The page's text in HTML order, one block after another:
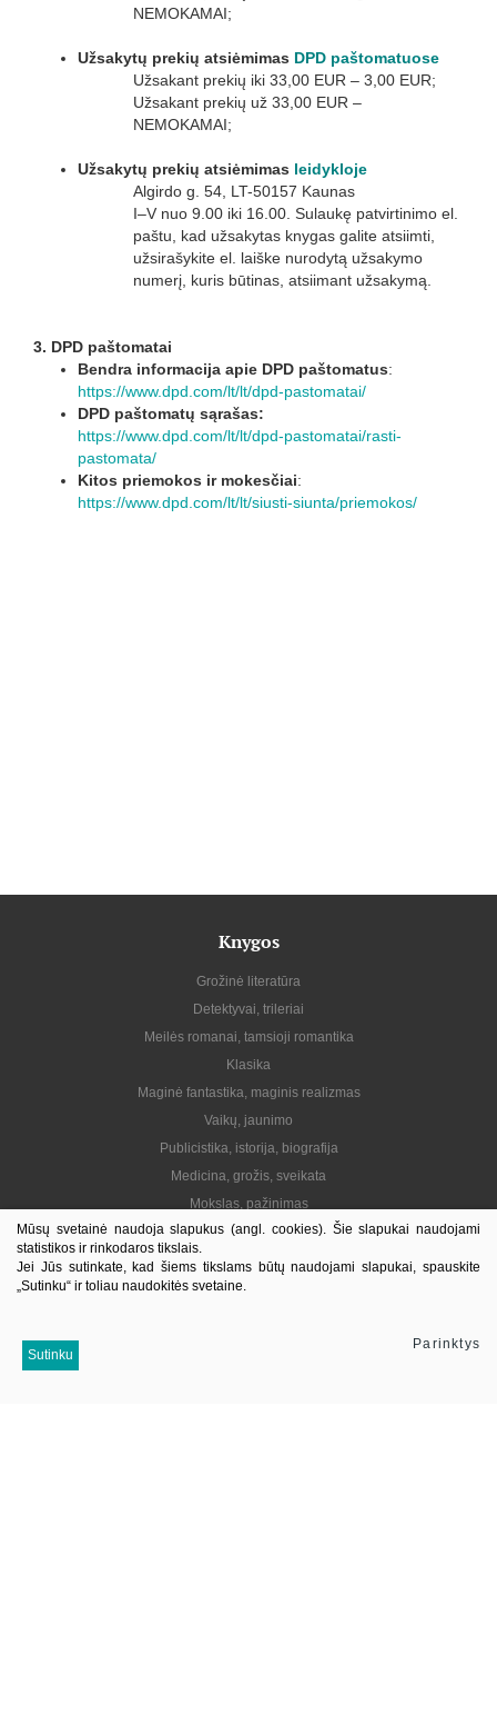
NEMOKAMAI;
Užsakytų prekių atsiėmimas DPD paštomatuose
Užsakant prekių iki 33,00 EUR – 3,00 EUR;
Užsakant prekių už 33,00 EUR –
NEMOKAMAI;
Užsakytų prekių atsiėmimas leidykloje
Algirdo g. 54, LT-50157 Kaunas
I–V nuo 9.00 iki 16.00. Sulaukę patvirtinimo el.
paštu, kad užsakytas knygas galite atsiimti,
užsirašykite el. laiške nurodytą užsakymo
numerį, kuris būtinas, atsiimant užsakymą.
3. DPD paštomatai
Bendra informacija apie DPD paštomatus:
https://www.dpd.com/lt/lt/dpd-pastomatai/
DPD paštomatų sąrašas:
https://www.dpd.com/lt/lt/dpd-pastomatai/rasti-
pastomata/
Kitos priemokos ir mokesčiai:
https://www.dpd.com/lt/lt/siusti-siunta/priemokos/
Knygos
Grožinė literatūra
Detektyvai, trileriai
Meilės romanai, tamsioji romantika
Klasika
Maginė fantastika, maginis realizmas
Vaikų, jaunimo
Publicistika, istorija, biografija
Medicina, grožis, sveikata
Mokslas, pažinimas
Praktinė, gyvenimo būdas
Lietuvių autoriai
El. knygos
Mūsų svetainė naudoja slapukus (angl. cookies). Šie slapukai naudojami
statistikos ir rinkodaros tikslais.
Jei Jūs sutinkate, kad šiems tikslams būtų naudojami slapukai, spauskite
„Sutinku“ ir toliau naudokitės svetaine.
Sutinku
Parinktys